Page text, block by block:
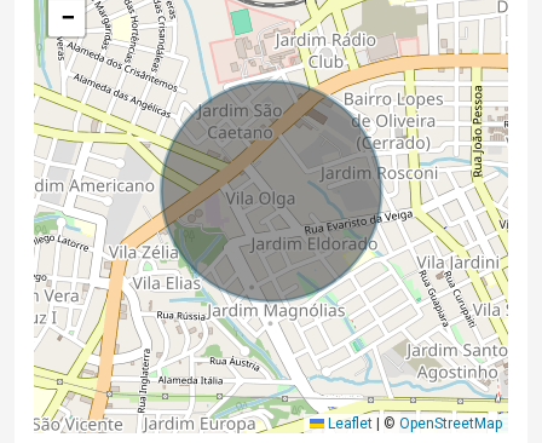
−
Leaflet | © OpenStreetMap